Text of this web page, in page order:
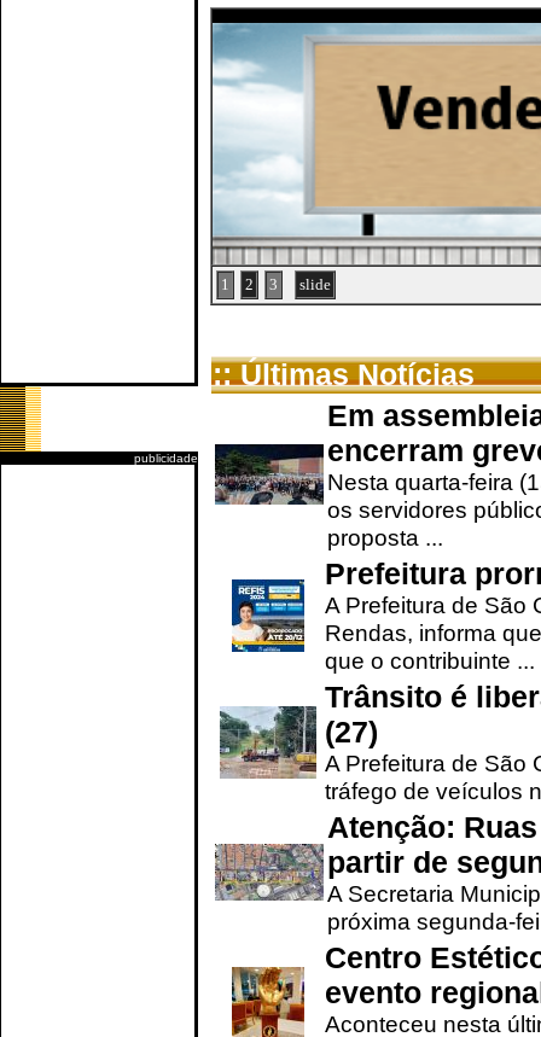
publicidade
1 2 3 slide
:: Últimas Notícias
Em
encerram
Nesta quarta-feira
os servidores
proposta ...
Prefeitura
A Prefeitura de São
Rendas, informa
que o contribuinte ...
Trânsito é
(27)
A Prefeitura de São
tráfego de veículos
Atenção:
partir de
A Secretaria
próxima segunda-
Centro
evento
Aconteceu nesta